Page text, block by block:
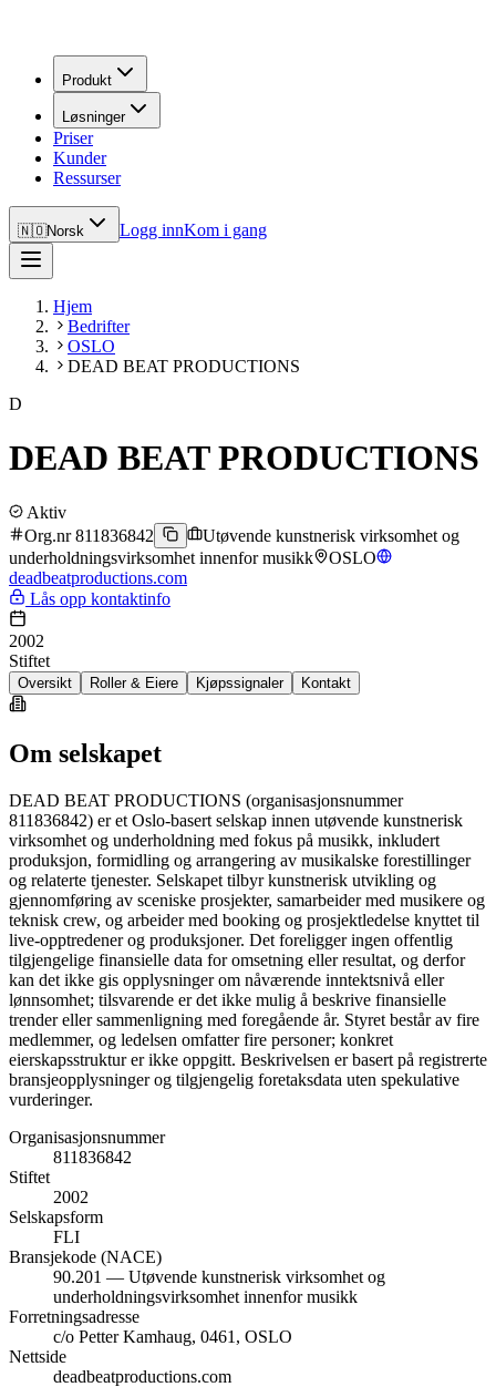
Produkt
Løsninger
Priser
Kunder
Ressurser
🇳🇴Norsk Logg innKom i gang
Hjem
Bedrifter
OSLO
DEAD BEAT PRODUCTIONS
D
DEAD BEAT PRODUCTIONS
Aktiv
Org.nr 811836842
Utøvende kunstnerisk virksomhet og
underholdningsvirksomhet innenfor musikk
OSLO
deadbeatproductions.com
Lås opp kontaktinfo
2002
Stiftet
Oversikt Roller & Eiere Kjøpssignaler Kontakt
Om selskapet
DEAD BEAT PRODUCTIONS (organisasjonsnummer
811836842) er et Oslo-basert selskap innen utøvende kunstnerisk
virksomhet og underholdning med fokus på musikk, inkludert
produksjon, formidling og arrangering av musikalske forestillinger
og relaterte tjenester. Selskapet tilbyr kunstnerisk utvikling og
gjennomføring av sceniske prosjekter, samarbeider med musikere og
teknisk crew, og arbeider med booking og prosjektledelse knyttet til
live-opptredener og produksjoner. Det foreligger ingen offentlig
tilgjengelige finansielle data for omsetning eller resultat, og derfor
kan det ikke gis opplysninger om nåværende inntektsnivå eller
lønnsomhet; tilsvarende er det ikke mulig å beskrive finansielle
trender eller sammenligning med foregående år. Styret består av fire
medlemmer, og ledelsen omfatter fire personer; konkret
eierskapsstruktur er ikke oppgitt. Beskrivelsen er basert på registrerte
bransjeopplysninger og tilgjengelig foretaksdata uten spekulative
vurderinger.
Organisasjonsnummer
811836842
Stiftet
2002
Selskapsform
FLI
Bransjekode (NACE)
90.201 — Utøvende kunstnerisk virksomhet og
underholdningsvirksomhet innenfor musikk
Forretningsadresse
c/o Petter Kamhaug, 0461, OSLO
Nettside
deadbeatproductions.com